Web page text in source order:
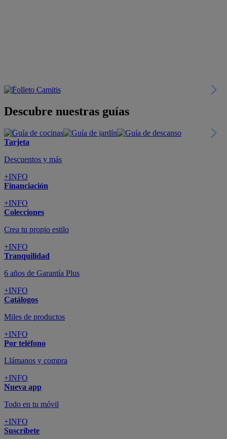
Descubre nuestras guías
Tarjeta
Descuentos y más
+INFO
Financiación
+INFO
Colecciones
Crea tu propio estilo
+INFO
Tranquilidad
6 años de Garantía Plus
+INFO
Catálogos
Miles de productos
+INFO
Por teléfono
Llámanos y compra
+INFO
Nueva app
Todo en tu móvil
+INFO
Suscríbete